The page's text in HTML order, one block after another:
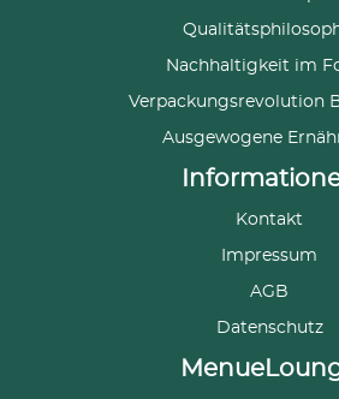
Nachhaltigkeit im
Verpackungsrevolution
Ausgewogene
Kontakt
Impressum
AGB
Datenschutz